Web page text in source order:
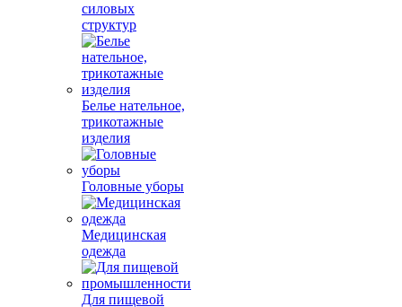
силовых
структур
Белье нательное,
трикотажные
изделия
Головные уборы
Медицинская
одежда
Для пищевой